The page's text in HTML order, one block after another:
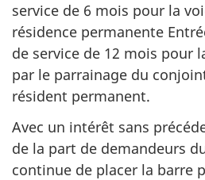
service de 6 mois pour la
résidence permanente
de service de 12 mois pour
par le parrainage du
résident permanent.
Avec un intérêt sans
de la part de demandeurs
continue de placer la barre